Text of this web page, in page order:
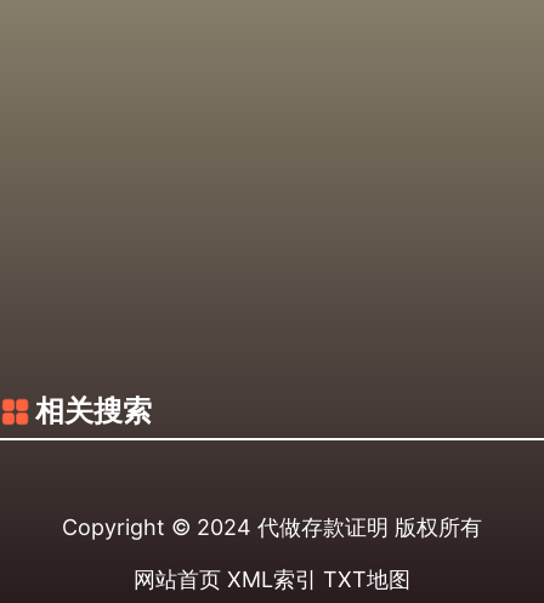
相关搜索
Copyright © 2024 代做存款证明 版权所有
网站首页 XML索引 TXT地图